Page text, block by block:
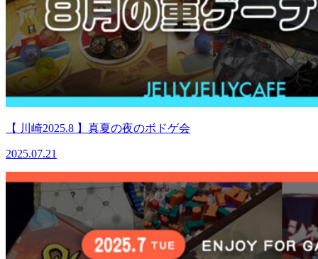
【 川崎2025.8 】真夏の夜のボドゲ会
2025.07.21